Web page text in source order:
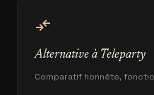
compare_arrows
Alternative à Teleparty
Comparatif honnête,